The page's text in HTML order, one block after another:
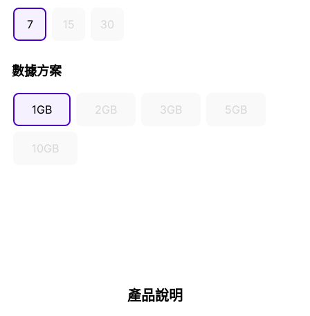
7 15 30
數據方案
1GB 2GB 3GB 5GB
10GB
產品說明